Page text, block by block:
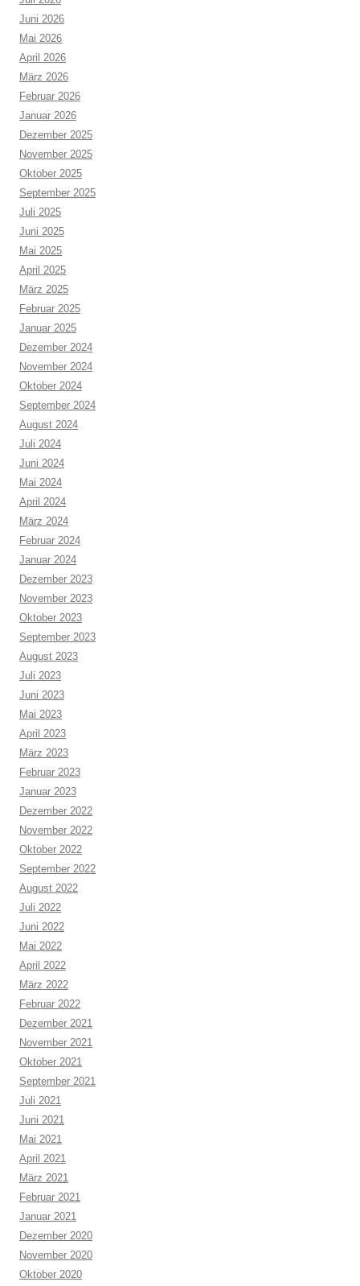
Juni 2026
Mai 2026
April 2026
März 2026
Februar 2026
Januar 2026
Dezember 2025
November 2025
Oktober 2025
September 2025
Juli 2025
Juni 2025
Mai 2025
April 2025
März 2025
Februar 2025
Januar 2025
Dezember 2024
November 2024
Oktober 2024
September 2024
August 2024
Juli 2024
Juni 2024
Mai 2024
April 2024
März 2024
Februar 2024
Januar 2024
Dezember 2023
November 2023
Oktober 2023
September 2023
August 2023
Juli 2023
Juni 2023
Mai 2023
April 2023
März 2023
Februar 2023
Januar 2023
Dezember 2022
November 2022
Oktober 2022
September 2022
August 2022
Juli 2022
Juni 2022
Mai 2022
April 2022
März 2022
Februar 2022
Dezember 2021
November 2021
Oktober 2021
September 2021
Juli 2021
Juni 2021
Mai 2021
April 2021
März 2021
Februar 2021
Januar 2021
Dezember 2020
November 2020
Oktober 2020